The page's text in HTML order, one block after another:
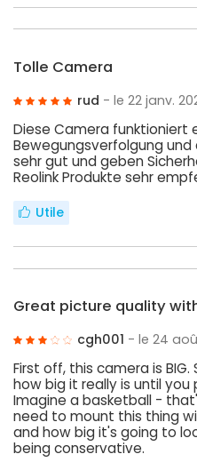
Tolle Camera
rud - le 22 janv.
Diese Camera funktioniert
Bewegungsverfolgung und
sehr gut und geben
Reolink Produkte sehr
Utile
Great picture quality
cgh001 - le 24
First off, this camera is
how big it really is until you
Imagine a basketball -
need to mount this thing
and how big it's going to
being conservative.